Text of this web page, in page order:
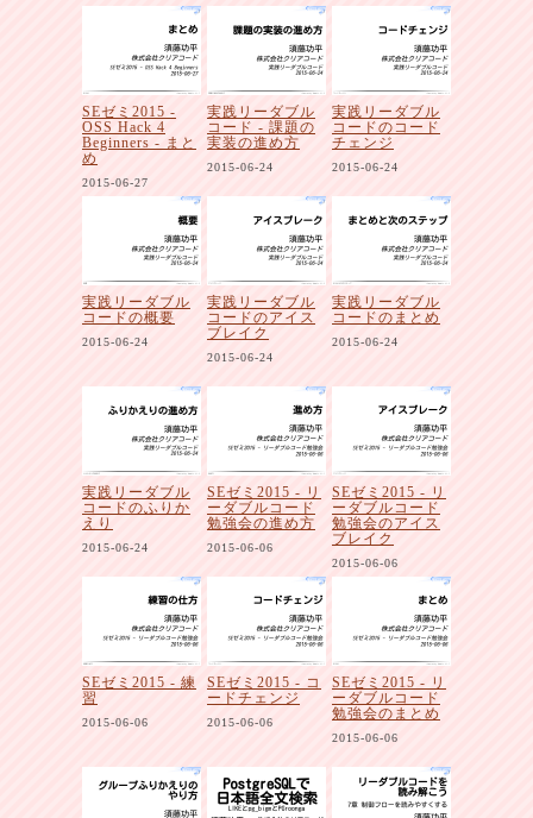
SEゼミ2015 -
OSS Hack 4
Beginners - まと
め
2015-06-27
実践リーダブル
コード - 課題の
実装の進め方
2015-06-24
実践リーダブル
コードのコード
チェンジ
2015-06-24
実践リーダブル
コードの概要
2015-06-24
実践リーダブル
コードのアイス
ブレイク
2015-06-24
実践リーダブル
コードのまとめ
2015-06-24
実践リーダブル
コードのふりか
えり
2015-06-24
SEゼミ2015 - リ
ーダブルコード
勉強会の進め方
2015-06-06
SEゼミ2015 - リ
ーダブルコード
勉強会のアイス
ブレイク
2015-06-06
SEゼミ2015 - 練
習
2015-06-06
SEゼミ2015 - コ
ードチェンジ
2015-06-06
SEゼミ2015 - リ
ーダブルコード
勉強会のまとめ
2015-06-06